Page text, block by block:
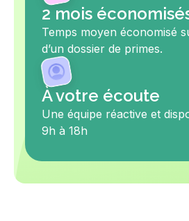
2 mois
Temps moyen économisé
d’un dossier de primes.
À votre écoute
Une équipe réactive et
9h à 18h